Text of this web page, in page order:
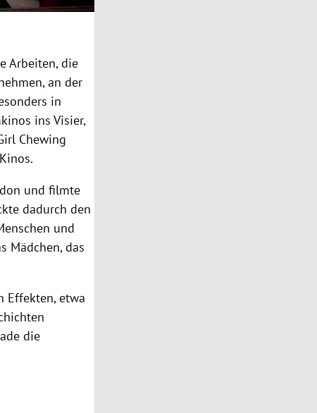
Arbeiten, die
an der
in
ins Visier,
Chewing
und filmte
dadurch den
und
Mädchen, das
Effekten, etwa
die